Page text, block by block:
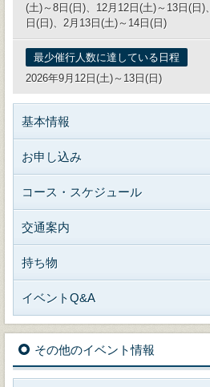
(土)～8日(日)、12月12日(土)～13日(日)
日(日)、2月13日(土)～14日(日)
最少催行人数に達している日程
2026年9月12日(土)～13日(日)
基本情報
お申し込み
コース・スケジュール
交通案内
持ち物
イベントQ&A
その他のイベント情報